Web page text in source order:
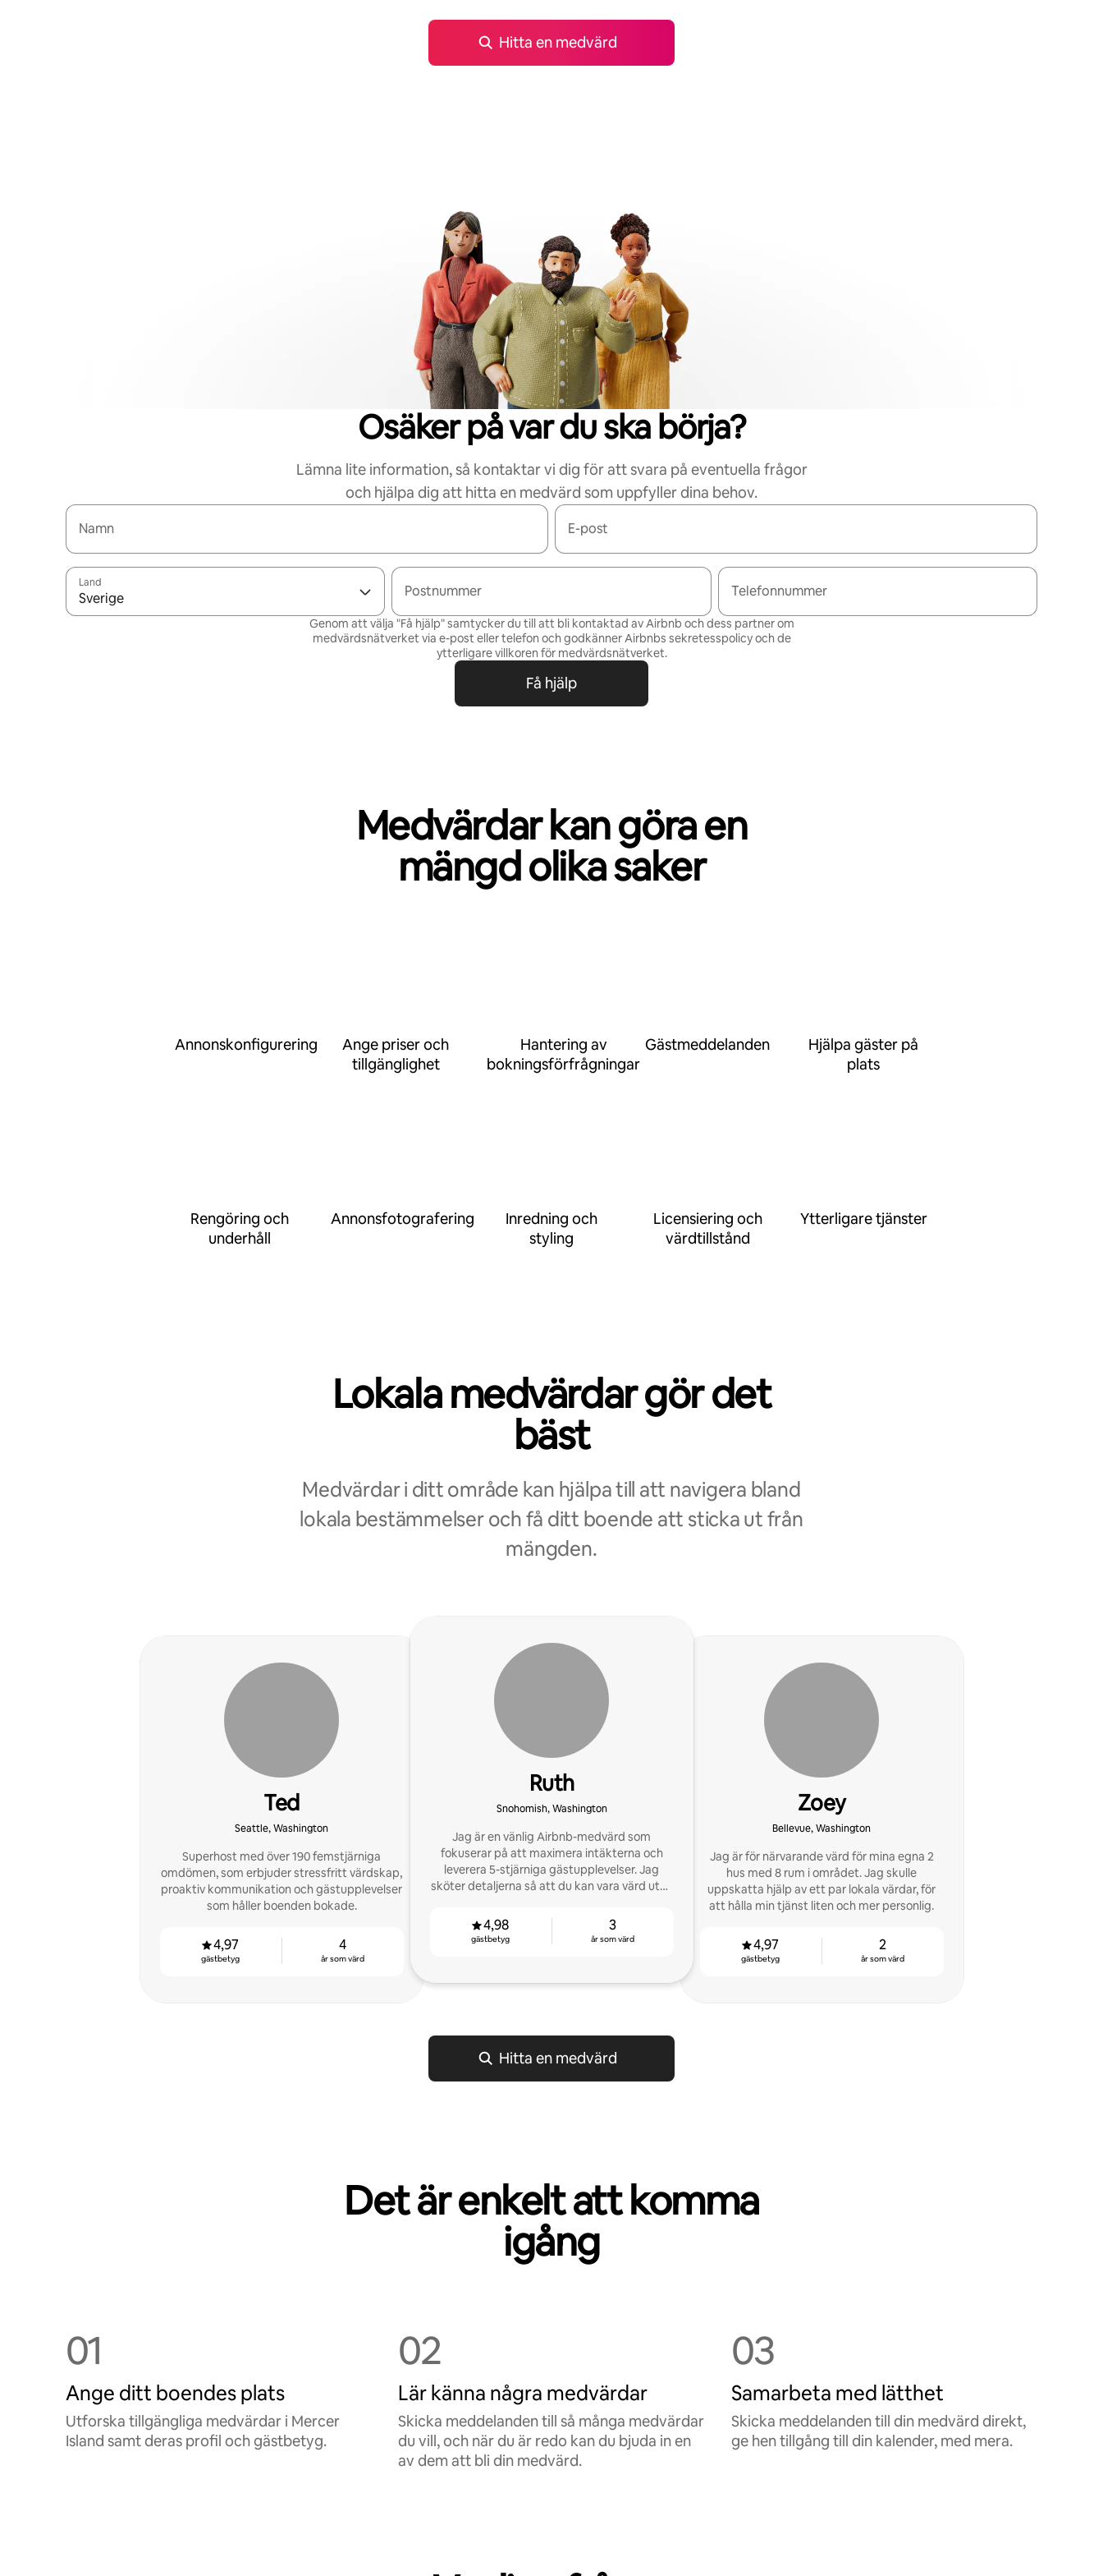
Hitta en medvärd
Osäker på var du ska börja?
Lämna lite information, så kontaktar vi dig för att svara på eventuella frågor
och hjälpa dig att hitta en medvärd som uppfyller dina behov.
Namn E-post
Land
Sverige Postnummer Telefonnummer
Genom att välja "Få hjälp" samtycker du till att bli kontaktad av Airbnb och dess partner om
medvärdsnätverket via e-post eller telefon och godkänner Airbnbs sekretesspolicy och de
ytterligare villkoren för medvärdsnätverket.
Få hjälp
Medvärdar kan göra en
mängd olika saker
Annonskonfigurering
Ange priser och
tillgänglighet
Hantering av
bokningsförfrågningar
Gästmeddelanden
Hjälpa gäster på
plats
Rengöring och
underhåll
Annonsfotografering
Inredning och
styling
Licensiering och
värdtillstånd
Ytterligare tjänster
Lokala medvärdar gör det
bäst
Medvärdar i ditt område kan hjälpa till att navigera bland
lokala bestämmelser och få ditt boende att sticka ut från
mängden.
Ted
Seattle, Washington
Superhost med över 190 femstjärniga
omdömen, som erbjuder stressfritt värdskap,
proaktiv kommunikation och gästupplevelser
som håller boenden bokade.
4,97
gästbetyg
4
år som värd
Ruth
Snohomish, Washington
Jag är en vänlig Airbnb-medvärd som
fokuserar på att maximera intäkterna och
leverera 5-stjärniga gästupplevelser. Jag
sköter detaljerna så att du kan vara värd utan
4,98
gästbetyg
3
år som värd
Zoey
Bellevue, Washington
Jag är för närvarande värd för mina egna 2
hus med 8 rum i området. Jag skulle
uppskatta hjälp av ett par lokala värdar, för
att hålla min tjänst liten och mer personlig.
4,97
gästbetyg
2
år som värd
Hitta en medvärd
Det är enkelt att komma
igång
01
Ange ditt boendes plats
Utforska tillgängliga medvärdar i Mercer
Island samt deras profil och gästbetyg.
02
Lär känna några medvärdar
Skicka meddelanden till så många medvärdar
du vill, och när du är redo kan du bjuda in en
av dem att bli din medvärd.
03
Samarbeta med lätthet
Skicka meddelanden till din medvärd direkt,
ge hen tillgång till din kalender, med mera.